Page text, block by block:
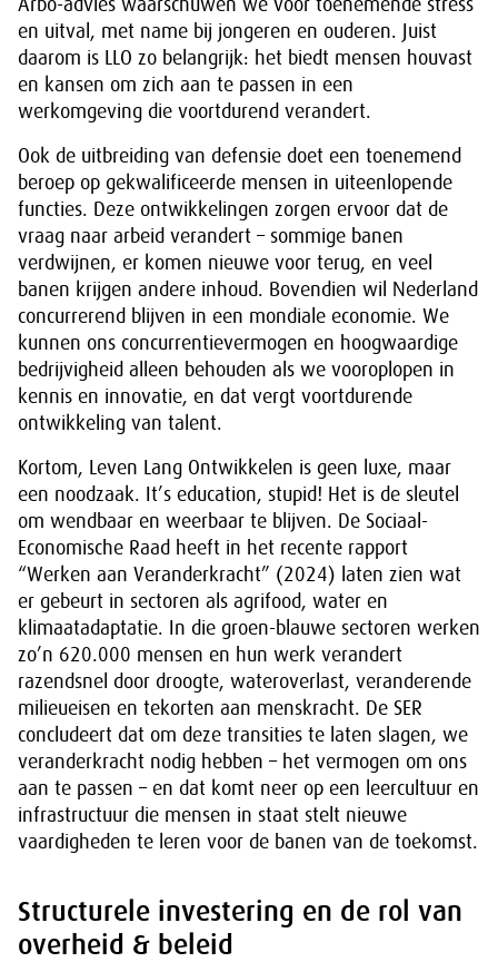
Arbo-advies waarschuwen we voor toenemende stress
en uitval, met name bij jongeren en ouderen. Juist
daarom is LLO zo belangrijk: het biedt mensen houvast
en kansen om zich aan te passen in een
werkomgeving die voortdurend verandert.
Ook de uitbreiding van defensie doet een toenemend
beroep op gekwalificeerde mensen in uiteenlopende
functies. Deze ontwikkelingen zorgen ervoor dat de
vraag naar arbeid verandert – sommige banen
verdwijnen, er komen nieuwe voor terug, en veel
banen krijgen andere inhoud. Bovendien wil Nederland
concurrerend blijven in een mondiale economie. We
kunnen ons concurrentievermogen en hoogwaardige
bedrijvigheid alleen behouden als we vooroplopen in
kennis en innovatie, en dat vergt voortdurende
ontwikkeling van talent.
Kortom, Leven Lang Ontwikkelen is geen luxe, maar
een noodzaak. It’s education, stupid! Het is de sleutel
om wendbaar en weerbaar te blijven. De Sociaal-
Economische Raad heeft in het recente rapport
“Werken aan Veranderkracht” (2024) laten zien wat
er gebeurt in sectoren als agrifood, water en
klimaatadaptatie. In die groen-blauwe sectoren werken
zo’n 620.000 mensen en hun werk verandert
razendsnel door droogte, wateroverlast, veranderende
milieueisen en tekorten aan menskracht. De SER
concludeert dat om deze transities te laten slagen, we
veranderkracht nodig hebben – het vermogen om ons
aan te passen – en dat komt neer op een leercultuur en
infrastructuur die mensen in staat stelt nieuwe
vaardigheden te leren voor de banen van de toekomst.
Structurele investering en de rol van
overheid & beleid